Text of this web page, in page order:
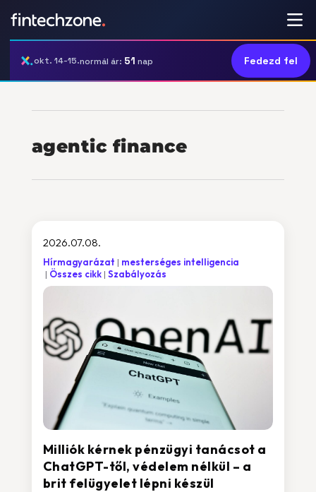
okt. 14-15.normál ár: 51 nap Fedezd fel
agentic finance
Milliók kérnek pénzügyi tanácsot a
ChatGPT-től, védelem nélkül – a
brit felügyelet lépni készül
2026.07.08.
Hírmagyarázat
mesterséges intelligencia
Összes cikk Szabályozás